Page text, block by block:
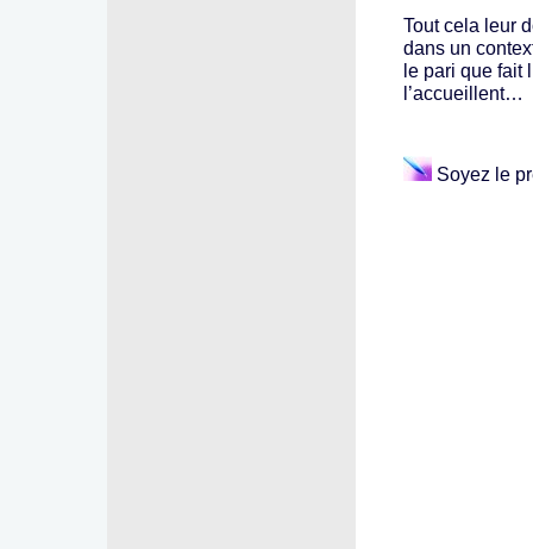
Tout cela leur
dans un
le pari que fait
l’accueillent…
Soyez le